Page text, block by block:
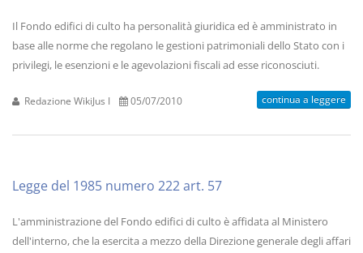
Il Fondo edifici di culto ha personalità giuridica ed è amministrato in
base alle norme che regolano le gestioni patrimoniali dello Stato con i
privilegi, le esenzioni e le agevolazioni fiscali ad esse riconosciuti.
Redazione WikiJus I 05/07/2010 continua a leggere
Legge del 1985 numero 222 art. 57
L'amministrazione del Fondo edifici di culto è affidata al Ministero
dell'interno, che la esercita a mezzo della Direzione generale degli affari